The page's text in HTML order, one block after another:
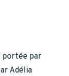
portée par
Adélia